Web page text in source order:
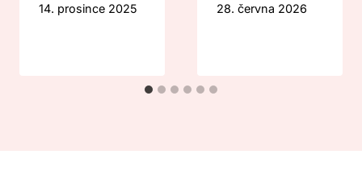
14. prosince 2025
28. června 2026